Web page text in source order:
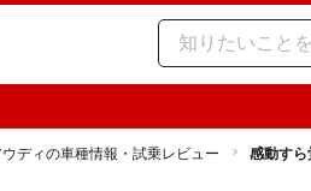
ウディの車種情報・試乗レビュー 感動すら